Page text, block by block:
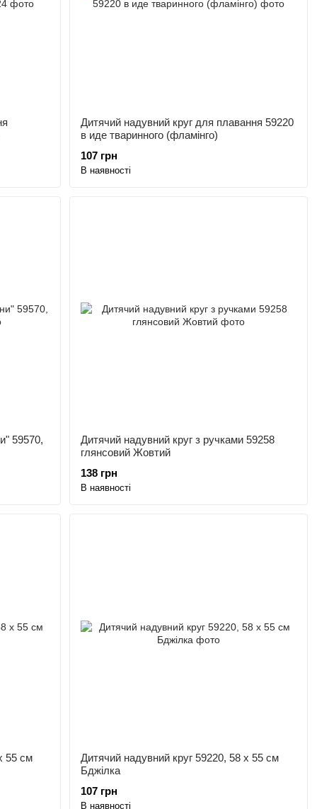
Дитячий надувний круг для плавання 59220
в иде тваринного (фламінго)
107 грн
В наявності
59570,
Дитячий надувний круг з ручками 59258
глянсовий Жовтий
138 грн
В наявності
55 см
Дитячий надувний круг 59220, 58 x 55 см
Бджілка
107 грн
В наявності